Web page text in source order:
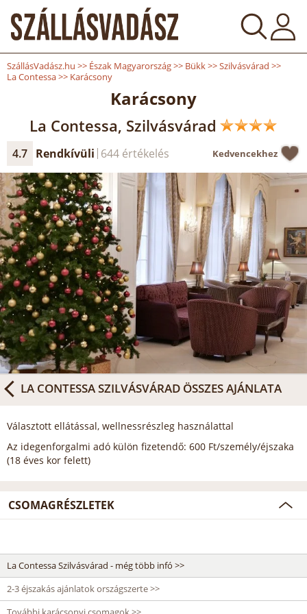
SzállásVadász.hu >> Észak Magyarország>> Bükk>>Szilvásvárad >>
La Contessa>> Karácsony
Karácsony
La Contessa, Szilvásvárad
4.7 Rendkívüli 644 értékelés Kedvencekhez
LA CONTESSA SZILVÁSVÁRAD ÖSSZES AJÁNLATA
Választott ellátással, wellnessrészleg használattal
Az idegenforgalmi adó külön fizetendő: 600 Ft/személy/éjszaka
(18 éves kor felett)
CSOMAGRÉSZLETEK
La Contessa Szilvásvárad - még több infó >>
2-3 éjszakás ajánlatok országszerte >>